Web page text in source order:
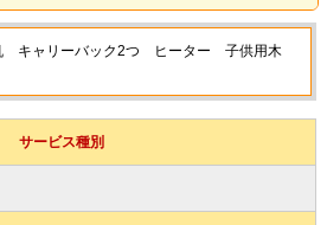
キャリーバック2つ ヒーター 子供用木
サービス種別